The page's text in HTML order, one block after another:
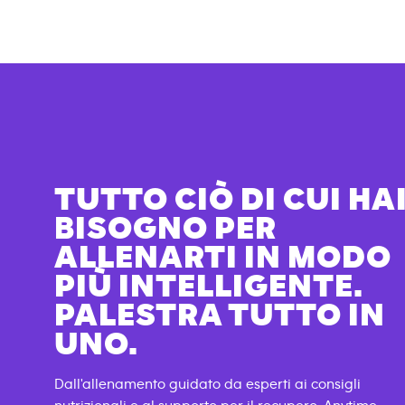
TUTTO CIÒ DI CUI
BISOGNO PER
ALLENARTI IN MODO
PIÙ INTELLIGENTE.
PALESTRA TUTTO IN
UNO.
Dall'allenamento guidato da esperti ai consigli